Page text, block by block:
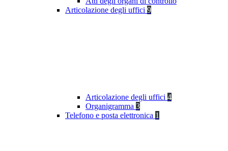
Articolazione degli uffici 9
Articolazione degli uffici 4
Organigramma 3
Telefono e posta elettronica 1